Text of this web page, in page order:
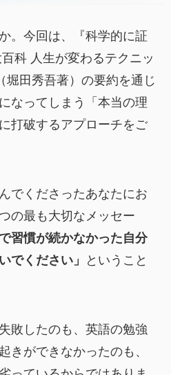
。今回は、『科学的に証
科 人生が変わるテクニッ
堀田秀吾著）の要約を通じ
なってしまう「本当の理
打破するアプローチをご
でくださったあなたにお
の最も大切なメッセー
で習慣が続かなかった自分
でください」
ということ
敗したのも、英語の勉強
きができなかったのも、